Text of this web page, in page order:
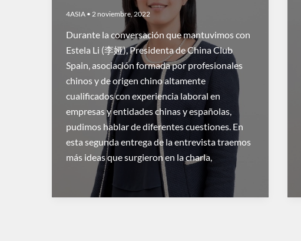
4ASIA • 2 noviembre, 2022
Durante la conversación que mantuvimos con
Estela Li (李娅), Presidenta de China Club
Spain, asociación formada por profesionales
chinos y de origen chino altamente
cualificados con experiencia laboral en
empresas y entidades chinas y españolas,
pudimos hablar de diferentes cuestiones. En
esta segunda entrega de la entrevista traemos
más ideas que surgieron en la charla,